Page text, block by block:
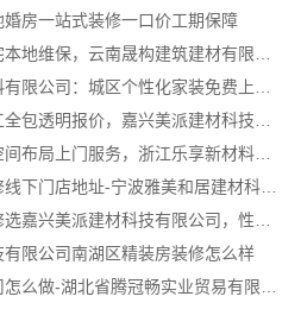
婚房一站式装修一口价工期保障
性价比房子整装空间布局上门服务，浙江乐享新材料有限公司品质之选
宁波奉化家装装修线下门店地址-宁波雅美和居建材科技有限公司
限公司南湖区精装房装修怎么样